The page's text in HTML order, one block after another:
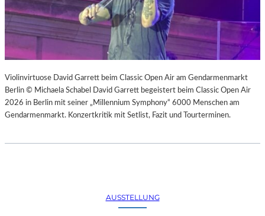
Violinvirtuose David Garrett beim Classic Open Air am Gendarmenmarkt
Berlin © Michaela Schabel David Garrett begeistert beim Classic Open Air
2026 in Berlin mit seiner „Millennium Symphony“ 6000 Menschen am
Gendarmenmarkt. Konzertkritik mit Setlist, Fazit und Tourterminen.
AUSSTELLUNG